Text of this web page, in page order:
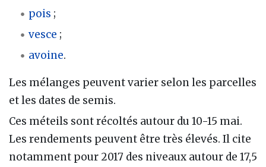
pois ;
vesce ;
avoine.
Les mélanges peuvent varier selon les parcelles
et les dates de semis.
Ces méteils sont récoltés autour du 10-15 mai.
Les rendements peuvent être très élevés. Il cite
notamment pour 2017 des niveaux autour de 17,5